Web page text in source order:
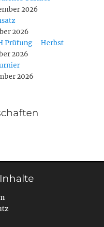
2026
2026
Prüfung – Herbst
2026
2026